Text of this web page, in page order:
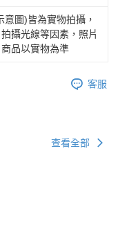
圖)皆為實物拍攝，
攝光線等因素，照片
品以實物為準
客服
查看全部